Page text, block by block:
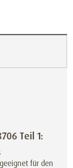
Teil 1:
für den